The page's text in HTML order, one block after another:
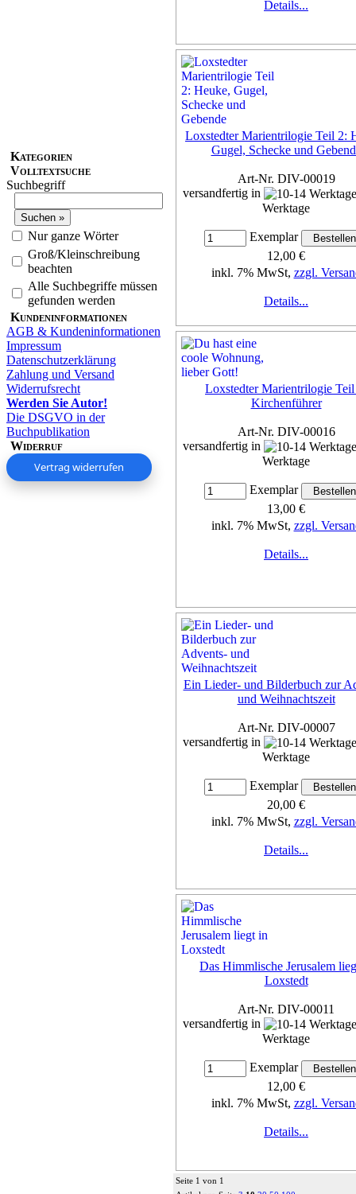
Kategorien
Volltextsuche
Suchbegriff
Nur ganze Wörter
Groß/Kleinschreibung
beachten
Alle Suchbegriffe müssen
gefunden werden
Kundeninformationen
AGB & Kundeninformationen
Impressum
Datenschutzerklärung
Zahlung und Versand
Widerrufsrecht
Werden Sie Autor!
Die DSGVO in der
Buchpublikation
Widerruf
Vertrag widerrufen
Details...
Loxstedter Marientrilogie Teil 2:
Gugel, Schecke und
Art-Nr. DIV-00019
versandfertig in
Werktage
Exemplar
12,00 €
inkl. 7% MwSt, zzgl.
Details...
Loxstedter Marientrilogie
Kirchenführer
Art-Nr. DIV-00016
versandfertig in
Werktage
Exemplar
13,00 €
inkl. 7% MwSt, zzgl.
Details...
Ein Lieder- und Bilderbuch zur
und Weihnachtszeit
Art-Nr. DIV-00007
versandfertig in
Werktage
Exemplar
20,00 €
inkl. 7% MwSt, zzgl.
Details...
Das Himmlische Jerusalem
Loxstedt
Art-Nr. DIV-00011
versandfertig in
Werktage
Exemplar
12,00 €
inkl. 7% MwSt, zzgl.
Details...
Seite 1 von 1